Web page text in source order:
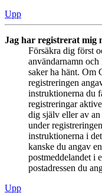
Upp
Jag har registrerat mig
Försäkra dig först
användarnamn och
saker ha hänt. Om
registreringen
instruktionerna du
registreringar
dig själv eller av
under
instruktionerna i
kanske du angav
postmeddelandet i
postadressen du
Upp